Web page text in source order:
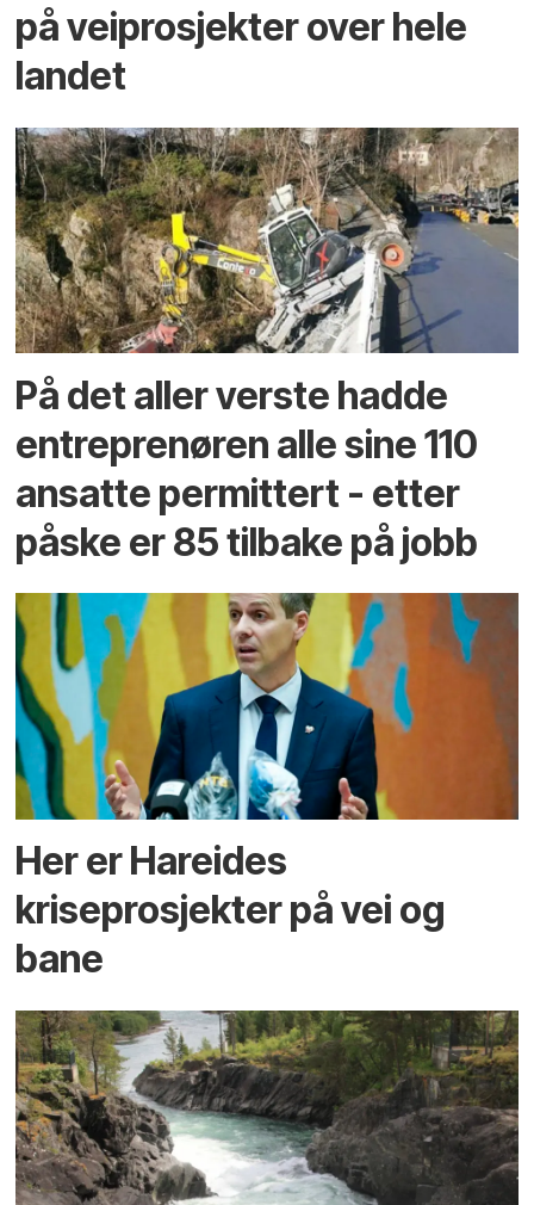
på veiprosjekter over hele
landet
På det aller verste hadde
entreprenøren alle sine 110
ansatte permittert - etter
påske er 85 tilbake på jobb
Her er Hareides
kriseprosjekter på vei og
bane